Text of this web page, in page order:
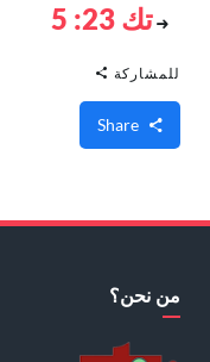
تك 23: 5
للمشاركة
من نحن؟